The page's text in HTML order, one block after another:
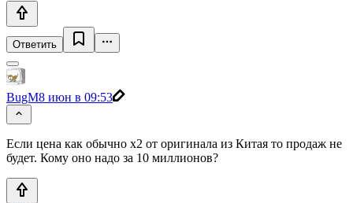
Ответить
BugM8 июн в 09:53
Если цена как обычно х2 от оригинала из Китая то продаж не
будет. Кому оно надо за 10 миллионов?